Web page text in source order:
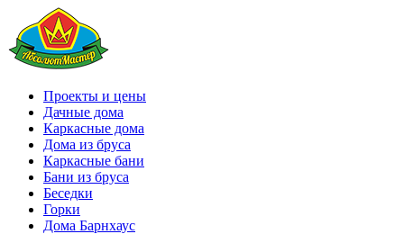
Проекты и цены
Дачные дома
Каркасные дома
Дома из бруса
Каркасные бани
Бани из бруса
Беседки
Горки
Дома Барнхаус